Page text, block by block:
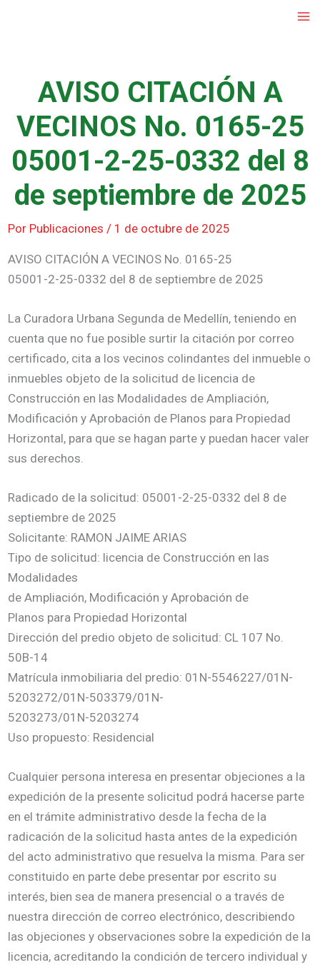
AVISO CITACIÓN A
VECINOS No. 0165-25
05001-2-25-0332 del 8
de septiembre de 2025
Por Publicaciones / 1 de octubre de 2025
AVISO CITACIÓN A VECINOS No. 0165-25
05001-2-25-0332 del 8 de septiembre de 2025
La Curadora Urbana Segunda de Medellín, teniendo en
cuenta que no fue posible surtir la citación por correo
certificado, cita a los vecinos colindantes del inmueble o
inmuebles objeto de la solicitud de licencia de
Construcción en las Modalidades de Ampliación,
Modificación y Aprobación de Planos para Propiedad
Horizontal, para que se hagan parte y puedan hacer valer
sus derechos.
Radicado de la solicitud: 05001-2-25-0332 del 8 de
septiembre de 2025
Solicitante: RAMON JAIME ARIAS
Tipo de solicitud: licencia de Construcción en las
Modalidades
de Ampliación, Modificación y Aprobación de
Planos para Propiedad Horizontal
Dirección del predio objeto de solicitud: CL 107 No.
50B-14
Matrícula inmobiliaria del predio: 01N-5546227/01N-
5203272/01N-503379/01N-
5203273/01N-5203274
Uso propuesto: Residencial
Cualquier persona interesa en presentar objeciones a la
expedición de la presente solicitud podrá hacerse parte
en el trámite administrativo desde la fecha de la
radicación de la solicitud hasta antes de la expedición
del acto administrativo que resuelva la misma. Para ser
constituido en parte debe presentar por escrito su
interés, bien sea de manera presencial o a través de
nuestra dirección de correo electrónico, describiendo
las objeciones y observaciones sobre la expedición de la
licencia, acreditando la condición de tercero individual y